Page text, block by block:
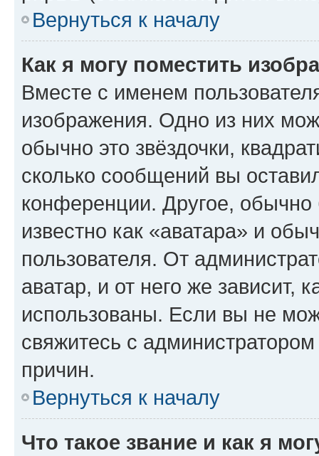
Вернуться к началу
Как я могу поместить
Вместе с именем
изображения. Одно из них
обычно это звёздочки,
сколько сообщений вы
конференции. Другое,
известно как «аватара» и
пользователя. От
аватар, и от него же зависит,
использованы. Если вы не
свяжитесь с
причин.
Вернуться к началу
Что такое звание и как я